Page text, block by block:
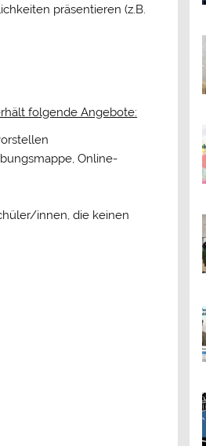
präsentieren (z.B.
folgende Angebote:
Online-
innen, die keinen